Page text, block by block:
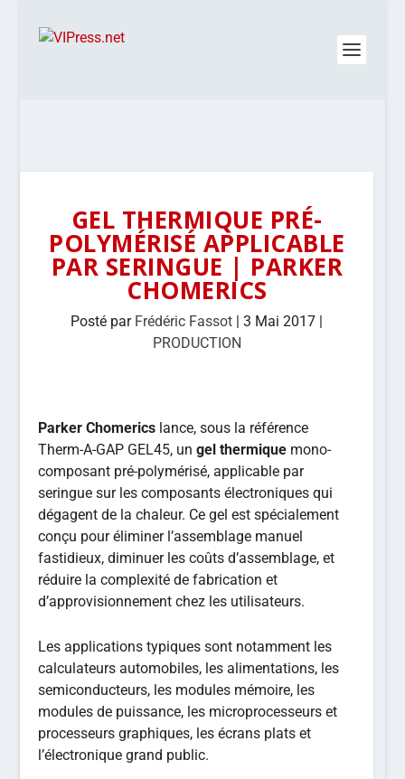
GEL THERMIQUE PRÉ-
POLYMÉRISÉ APPLICABLE
PAR SERINGUE | PARKER
CHOMERICS
Posté par Frédéric Fassot |3 Mai 2017 |
PRODUCTION
Parker Chomerics lance, sous la référence
Therm-A-GAP GEL45, ungel thermique mono-
composant pré-polymérisé, applicable par
seringue sur les composants électroniques qui
dégagent de la chaleur. Ce gel est spécialement
conçu pour éliminer l’assemblage manuel
fastidieux, diminuer les coûts d’assemblage, et
réduire la complexité de fabrication et
d’approvisionnement chez les utilisateurs.
Les applications typiques sont notamment les
calculateurs automobiles, les alimentations, les
semiconducteurs, les modules mémoire, les
modules de puissance, les microprocesseurs et
processeurs graphiques, les écrans plats et
l’électronique grand public.